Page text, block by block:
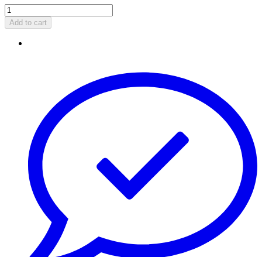
Add to cart